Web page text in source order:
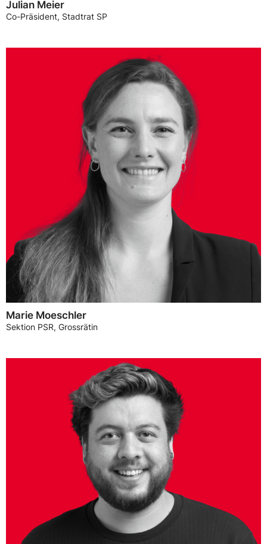
Julian Meier
Co-Präsident, Stadtrat SP
Marie Moeschler
Sektion PSR, Grossrätin